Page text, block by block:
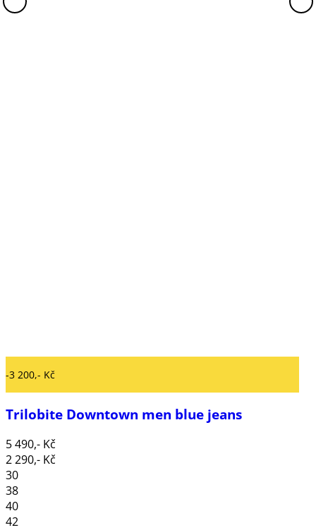
-3 200,- Kč
Trilobite Downtown men blue jeans
5 490,- Kč
2 290,- Kč
30
38
40
42